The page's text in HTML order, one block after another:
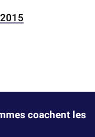
coachent les